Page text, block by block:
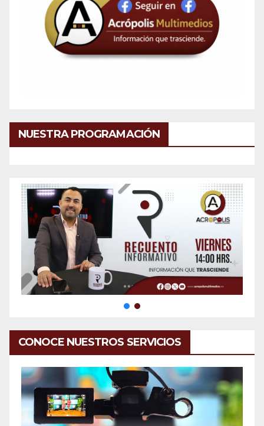
NUESTRA PROGRAMACIÓN
CONOCE NUESTROS SERVICIOS